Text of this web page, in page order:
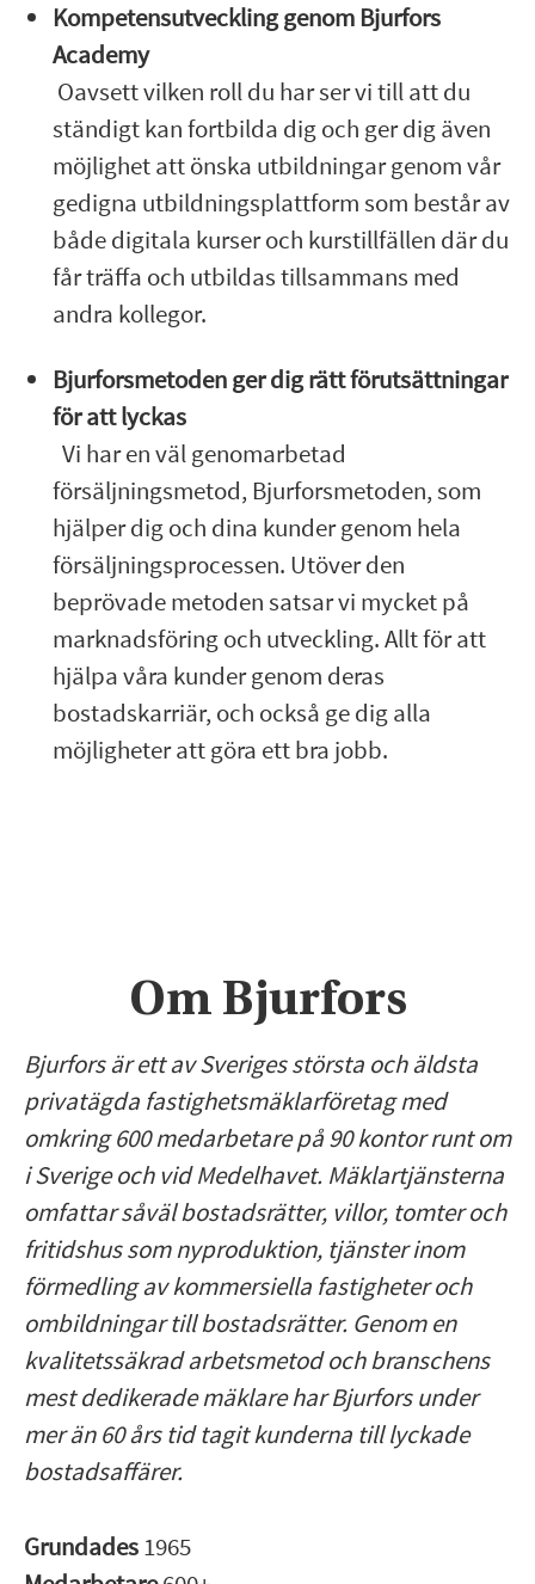
Kompetensutveckling genom Bjurfors
Academy
Oavsett vilken roll du har ser vi till att du
ständigt kan fortbilda dig och ger dig även
möjlighet att önska utbildningar genom vår
gedigna utbildningsplattform som består av
både digitala kurser och kurstillfällen där du
får träffa och utbildas tillsammans med
andra kollegor.
Bjurforsmetoden ger dig rätt förutsättningar
för att lyckas
Vi har en väl genomarbetad
försäljningsmetod, Bjurforsmetoden, som
hjälper dig och dina kunder genom hela
försäljningsprocessen. Utöver den
beprövade metoden satsar vi mycket på
marknadsföring och utveckling. Allt för att
hjälpa våra kunder genom deras
bostadskarriär, och också ge dig alla
möjligheter att göra ett bra jobb.
Om Bjurfors
Bjurfors är ett av Sveriges största och äldsta
privatägda fastighetsmäklarföretag med
omkring 600 medarbetare på 90 kontor runt om
i Sverige och vid Medelhavet. Mäklartjänsterna
omfattar såväl bostadsrätter, villor, tomter och
fritidshus som nyproduktion, tjänster inom
förmedling av kommersiella fastigheter och
ombildningar till bostadsrätter. Genom en
kvalitetssäkrad arbetsmetod och branschens
mest dedikerade mäklare har Bjurfors under
mer än 60 års tid tagit kunderna till lyckade
bostadsaffärer.
Grundades1965